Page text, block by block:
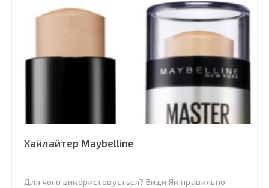
Хайлайтер Maybelline
Для чого використовується? Види Як правильно